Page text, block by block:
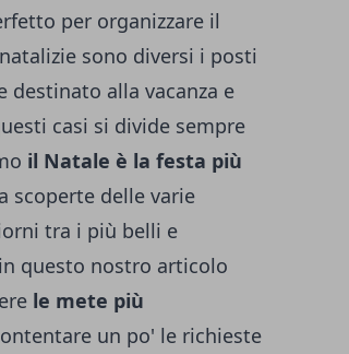
per organizzare il
sono diversi i posti
destinato alla vacanza e
casi si divide sempre
il Natale è la festa più
scoperte delle varie
tra i più belli e
questo nostro articolo
le mete più
un po' le richieste